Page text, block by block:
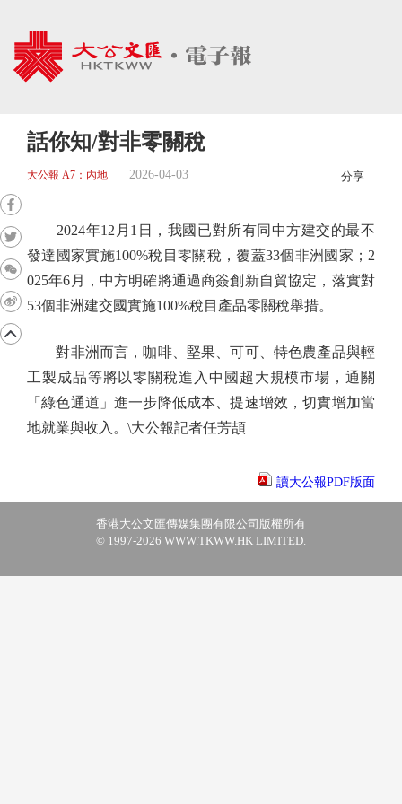
話你知/對非零關稅
大公報 A7：內地 2026-04-03 分享
2024年12月1日，我國已對所有同中方建交的最不
發達國家實施100%稅目零關稅，覆蓋33個非洲國家；2
025年6月，中方明確將通過商簽創新自貿協定，落實對
53個非洲建交國實施100%稅目產品零關稅舉措。
對非洲而言，咖啡、堅果、可可、特色農產品與輕
工製成品等將以零關稅進入中國超大規模市場，通關
「綠色通道」進一步降低成本、提速增效，切實增加當
地就業與收入。\大公報記者任芳頡
讀大公報PDF版面
香港大公文匯傳媒集團有限公司版權所有
© 1997-2026 WWW.TKWW.HK LIMITED.